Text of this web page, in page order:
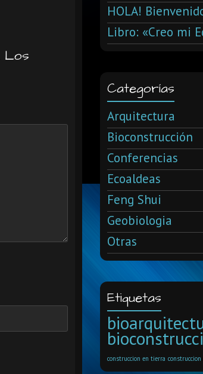
Los
HOLA!
Libro: «Creo mi
Categorías
Arquitectura
Bioconstrucción
Conferencias
Ecoaldeas
Feng Shui
Geobiologia
Otras
Etiquetas
construccion en tierra